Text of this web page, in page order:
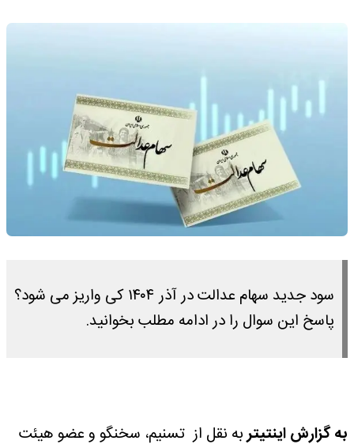
سود جدید سهام عدالت در آذر ۱۴۰۴ کی واریز می شود؟
پاسخ این سوال را در ادامه مطلب بخوانید.
به گزارش اینتیتربه نقل از تسنیم، سخنگو و عضو هیئت